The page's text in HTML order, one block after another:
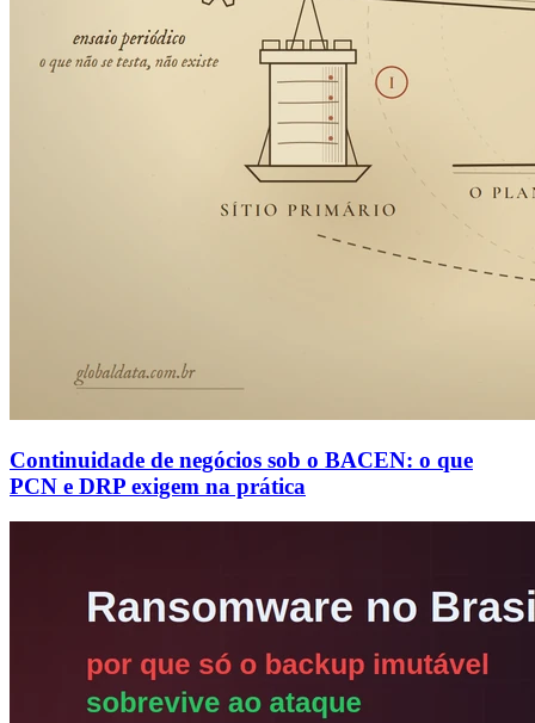
Continuidade de negócios sob o BACEN: o que
PCN e DRP exigem na prática